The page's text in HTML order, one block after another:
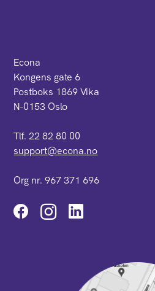
Econa
Kongens gate 6
Postboks 1869 Vika
N-0153 Oslo
Tlf. 22 82 80 00
support@econa.no
Org nr. 967 371 696
Instagram